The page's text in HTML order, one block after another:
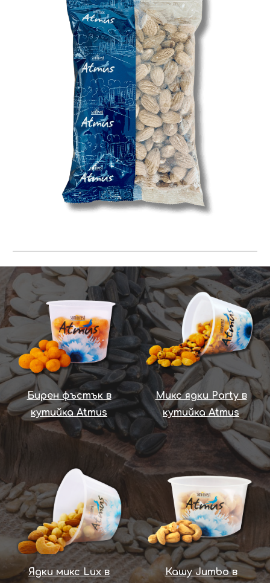
Бирен фъстък в
кутийка Atmus
Микс ядки Party в
кутийка Atmus
Ядки микс Lux в
Кашу Jumbo в